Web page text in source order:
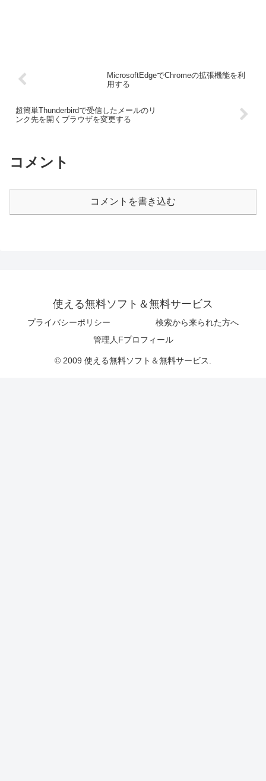
MicrosoftEdgeでChromeの拡張機能を利
用する
超簡単Thunderbirdで受信したメールのリ
ンク先を開くブラウザを変更する
コメント
コメントを書き込む
使える無料ソフト＆無料サービス
プライバシーポリシー
検索から来られた方へ
管理人Fプロフィール
© 2009 使える無料ソフト＆無料サービス.